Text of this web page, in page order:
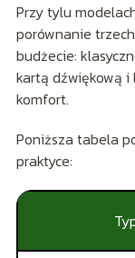
Przy tylu
porównanie
budżecie:
kartą dźwiękową
komfort.
Poniższa tabela
praktyce: